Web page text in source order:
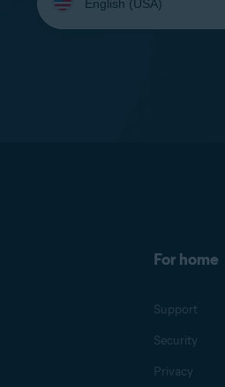
your
language:
For home
Support
Security
Privacy